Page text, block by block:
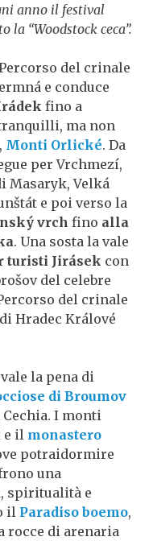
anno il festival
la “Woodstock ceca”.
del crinale
e conduce
fino a
ma non
Monti Orlické. Da
per Vrchmezí,
Masaryk, Velká
e poi verso la
vrch fino alla
. Una sosta la vale
turisti Jirásek con
del celebre
del crinale
Hradec Králové
vale la pena di
di Broumov
I monti
e il monastero
potraidormire
una
spiritualità e
il Paradiso boemo,
rocce di arenaria